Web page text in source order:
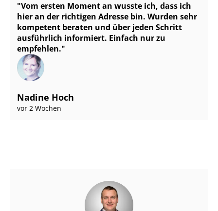
Vom ersten Moment an wusste ich, dass ich
hier an der richtigen Adresse bin. Wurden sehr
kompetent beraten und über jeden Schritt
ausführlich informiert. Einfach nur zu
empfehlen.
Nadine Hoch
vor 2 Wochen